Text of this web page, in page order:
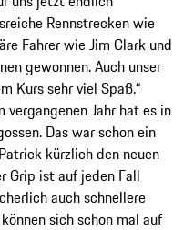
Rennstrecken wie
Fahrer wie Jim Clark und
gewonnen. Auch unser
Kurs sehr viel Spaß.“
vergangenen Jahr hat es in
Das war schon ein
kürzlich den neuen
Grip ist auf jeden Fall
auch schnellere
sich schon mal auf